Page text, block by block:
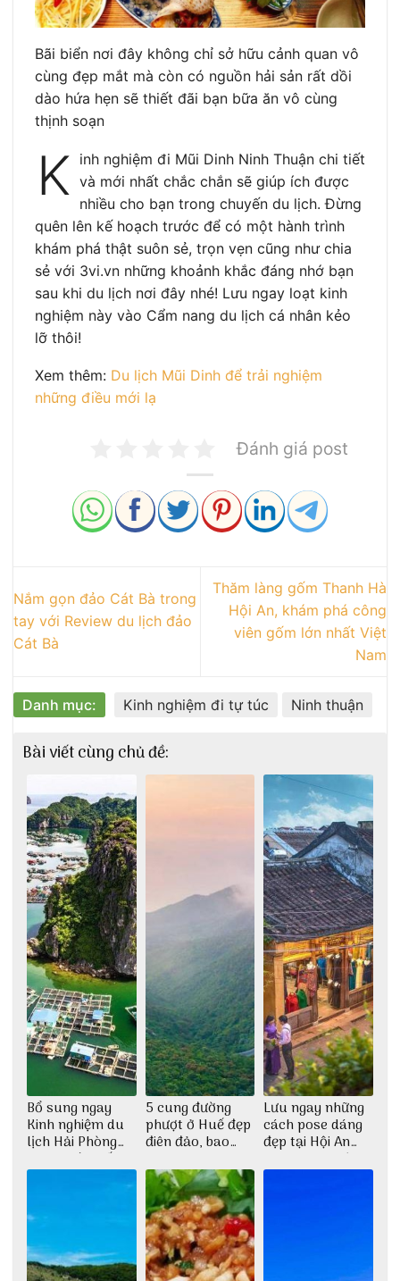
Bãi biển nơi đây không chỉ sở hữu cảnh quan vô
cùng đẹp mắt mà còn có nguồn hải sản rất dồi
dào hứa hẹn sẽ thiết đãi bạn bữa ăn vô cùng
thịnh soạn
K inh nghiệm đi Mũi Dinh Ninh Thuận chi tiết
và mới nhất chắc chắn sẽ giúp ích được
nhiều cho bạn trong chuyến du lịch. Đừng
quên lên kế hoạch trước để có một hành trình
khám phá thật suôn sẻ, trọn vẹn cũng như chia
sẻ với 3vi.vn những khoảnh khắc đáng nhớ bạn
sau khi du lịch nơi đây nhé! Lưu ngay loạt kinh
nghiệm này vào Cẩm nang du lịch cá nhân kẻo
lỡ thôi!
Xem thêm: Du lịch Mũi Dinh để trải nghiệm
những điều mới lạ
Đánh giá post
Nắm gọn đảo Cát Bà trong
tay với Review du lịch đảo
Cát Bà
Thăm làng gốm Thanh Hà
Hội An, khám phá công
viên gốm lớn nhất Việt
Nam
Danh mục: Kinh nghiệm đi tự túc Ninh thuận
Bài viết cùng chủ đề:
Bổ sung ngay
Kinh nghiệm du
lịch Hải Phòng
2022 mới nhất
5 cung đường
phượt ở Huế đẹp
điên đảo, bao
dịch
Lưu ngay những
cách pose dáng
đẹp tại Hội An
cho dân nghiện
sống ảo